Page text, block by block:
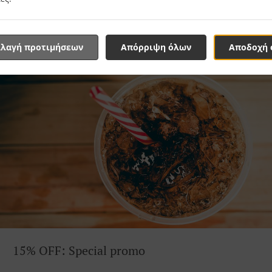
Αποδοχή
Απόρριψη όλων
προτιμήσεων
15% OFF: Special promo